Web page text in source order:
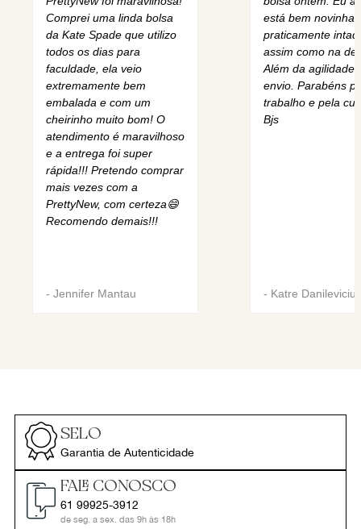
Comprei uma linda bolsa
da Kate Spade que utilizo
todos os dias para
faculdade, ela veio
extremamente bem
embalada e com um
cheirinho muito bom! O
atendimento é maravilhoso
e a entrega foi super
rápida!!! Pretendo comprar
mais vezes com a
PrettyNew, com certeza😄
Recomendo demais!!!
- Jennifer Mantau
está bem novinha,
praticamente
assim como na
Além da agilidade
envio. Parabéns
trabalho e pela
Bjs
- Katre Danilevicius
SELO
Garantia de Autenticidade
FALE CONOSCO
61 99925-3912
de seg. a sex. das 9h às 18h